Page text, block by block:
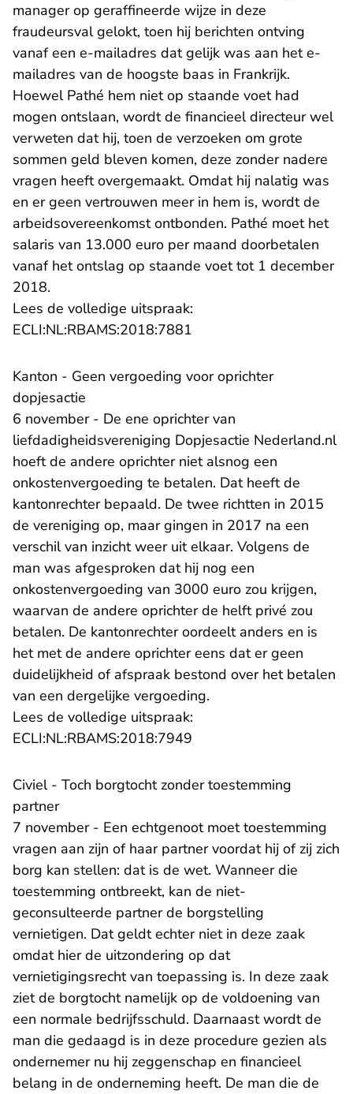
manager op geraffineerde wijze in deze
fraudeursval gelokt, toen hij berichten ontving
vanaf een e-mailadres dat gelijk was aan het e-
mailadres van de hoogste baas in Frankrijk.
Hoewel Pathé hem niet op staande voet had
mogen ontslaan, wordt de financieel directeur wel
verweten dat hij, toen de verzoeken om grote
sommen geld bleven komen, deze zonder nadere
vragen heeft overgemaakt. Omdat hij nalatig was
en er geen vertrouwen meer in hem is, wordt de
arbeidsovereenkomst ontbonden. Pathé moet het
salaris van 13.000 euro per maand doorbetalen
vanaf het ontslag op staande voet tot 1 december
2018.
Lees de volledige uitspraak:
ECLI:NL:RBAMS:2018:7881
Kanton - Geen vergoeding voor oprichter
dopjesactie
6 november - De ene oprichter van
liefdadigheidsvereniging Dopjesactie Nederland.nl
hoeft de andere oprichter niet alsnog een
onkostenvergoeding te betalen. Dat heeft de
kantonrechter bepaald. De twee richtten in 2015
de vereniging op, maar gingen in 2017 na een
verschil van inzicht weer uit elkaar. Volgens de
man was afgesproken dat hij nog een
onkostenvergoeding van 3000 euro zou krijgen,
waarvan de andere oprichter de helft privé zou
betalen. De kantonrechter oordeelt anders en is
het met de andere oprichter eens dat er geen
duidelijkheid of afspraak bestond over het betalen
van een dergelijke vergoeding.
Lees de volledige uitspraak:
ECLI:NL:RBAMS:2018:7949
Civiel - Toch borgtocht zonder toestemming
partner
7 november - Een echtgenoot moet toestemming
vragen aan zijn of haar partner voordat hij of zij zich
borg kan stellen: dat is de wet. Wanneer die
toestemming ontbreekt, kan de niet-
geconsulteerde partner de borgstelling
vernietigen. Dat geldt echter niet in deze zaak
omdat hier de uitzondering op dat
vernietigingsrecht van toepassing is. In deze zaak
ziet de borgtocht namelijk op de voldoening van
een normale bedrijfsschuld. Daarnaast wordt de
man die gedaagd is in deze procedure gezien als
ondernemer nu hij zeggenschap en financieel
belang in de onderneming heeft. De man die de